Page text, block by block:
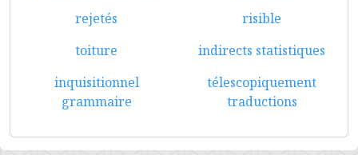
rejetés
risible
toiture
indirects statistiques
inquisitionnel
grammaire
télescopiquement
traductions